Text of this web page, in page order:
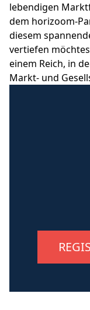
lebendigen
dem horizoom-
diesem
vertiefen
einem Reich, in
Markt- und